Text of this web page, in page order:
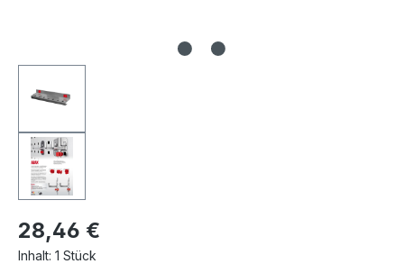
28,46 €
Inhalt: 1 Stück